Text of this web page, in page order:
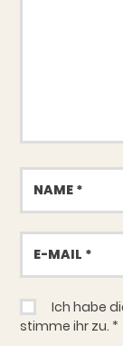
Name
E-
Mail
Ich habe
stimme ihr zu. *